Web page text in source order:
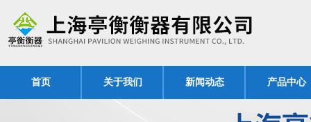
首页 关于我们 新闻动态 产品中心